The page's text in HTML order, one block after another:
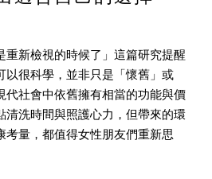
重新檢視的時候了」這篇研究提醒
以很科學，並非只是「懷舊」或
代社會中依舊擁有相當的功能與價
清洗時間與照護心力，但帶來的環
考量，都值得女性朋友們重新思